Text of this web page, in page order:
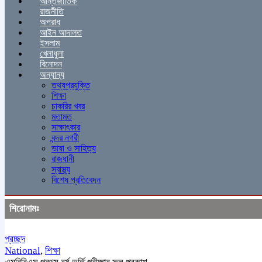
রাজনীতি
অপরাধ
আইন আদালত
ইসলাম
খেলাধুলা
বিনোদন
অন্যান্য
তথ্যপ্রযুক্তি
শিক্ষা
চাকরির খবর
মতামত
সাক্ষাৎকার
বন্দর নগরী
ভাষা ও সাহিত্য
রাজধানী
স্বাস্থ্য
বিশেষ প্রতিবেদন
শিরোনামঃ
প্রচ্ছদ
National, শিক্ষা